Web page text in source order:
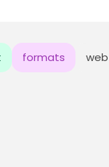
formats web